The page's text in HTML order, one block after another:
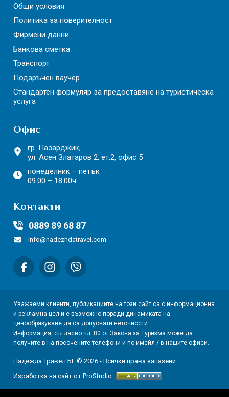
Общи условия
Политика за поверителност
Фирмени данни
Банкова сметка
Транспорт
Подаръчен ваучер
Стандартен формуляр за предоставяне на туристическа
услуга
Офис
гр. Пазарджик,
ул. Асен Златаров 2, ет.2, офис 5
понеделник – петък
09.00 – 18.00ч.
Контакти
0889 89 68 87
info@nadezhdatravel.com
Уважаеми клиенти, публикациите на този сайт са с информационна
и рекламна цел и е възможно поради динамиката на
ценообразуване да са допуснати неточности.
Информация, съгласно чл. 80 от Закона за Туризма може да
получите в на посочените телефони и по имейл / в нашите офиси.
Надежда Травел БГ © 2026 - Всички права запазени
Изработка на сайт от ProStudio